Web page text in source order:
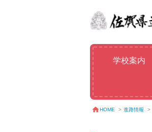
学校案内
HOME > 進路情報 >